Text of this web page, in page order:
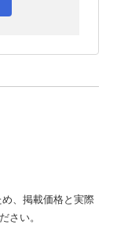
、掲載価格と実際
さい。